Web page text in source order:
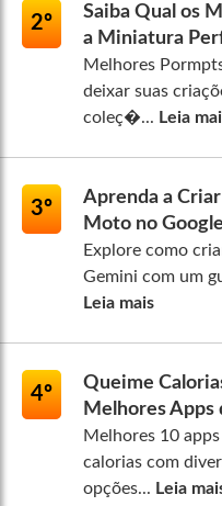
2º
Saiba Qual os
a Miniatura
Melhores
deixar suas
coleç�... Leia
3º
Aprenda a
Moto no
Explore como
Gemini com um
Leia mais
4º
Queime
Melhores Apps
Melhores 10
calorias com
opções... Leia